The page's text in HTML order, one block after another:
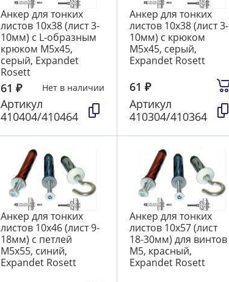
Анкер для тонких
листов 10х38 (лист 3-
10мм) с L-образным
крюком М5х45,
серый, Expandet
Rosett
61 ₽ Нет в наличии
Артикул
410404/410464
Анкер для тонких
листов 10х38 (лист 3-
10мм) с крюком
М5х45, серый,
Expandet Rosett
61 ₽
Артикул
410304/410364
Анкер для тонких
листов 10х46 (лист 9-
18мм) с петлей
М5х55, синий,
Expandet Rosett
Анкер для тонких
листов 10х57 (лист
18-30мм) для винтов
М5, красный,
Expandet Rosett